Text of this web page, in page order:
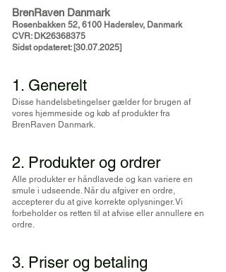
BrenRaven Danmark
Rosenbakken 52, 6100 Haderslev, Danmark
CVR: DK26368375
Sidst opdateret: [30.07.2025]
1. Generelt
Disse handelsbetingelser gælder for brugen af
vores hjemmeside og køb af produkter fra
BrenRaven Danmark.
2. Produkter og ordrer
Alle produkter er håndlavede og kan variere en
smule i udseende. Når du afgiver en ordre,
accepterer du at give korrekte oplysninger. Vi
forbeholder os retten til at afvise eller annullere en
ordre.
3. Priser og betaling